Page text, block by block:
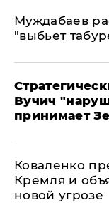
Муждабаев
"выбьет
Вучич
принимает
Коваленко
Кремля и
новой угрозе